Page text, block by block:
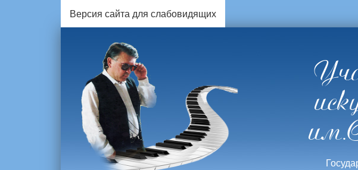
Версия сайта для слабовидящих